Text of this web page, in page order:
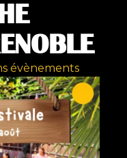
évènements